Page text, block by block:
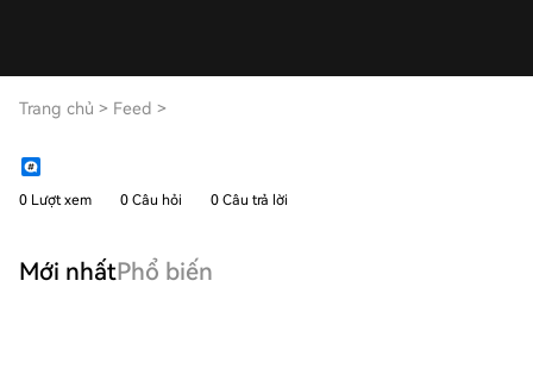
Trang chủ > Feed >
0 Lượt xem 0 Câu hỏi 0 Câu trả lời
Mới nhấtPhổ biến